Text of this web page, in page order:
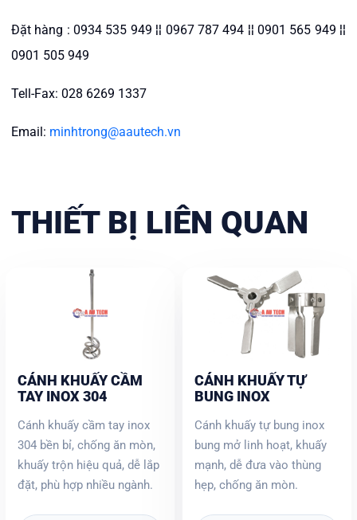
Đặt hàng : 0934 535 949 ¦¦ 0967 787 494 ¦¦ 0901 565 949 ¦¦
0901 505 949
Tell-Fax: 028 6269 1337
Email: minhtrong@aautech.vn
THIẾT BỊ LIÊN QUAN
CÁNH KHUẤY CẦM
TAY INOX 304
Cánh khuấy cầm tay inox
304 bền bỉ, chống ăn mòn,
khuấy trộn hiệu quả, dễ lắp
đặt, phù hợp nhiều ngành.
CÁNH KHUẤY TỰ
BUNG INOX
Cánh khuấy tự bung inox
bung mở linh hoạt, khuấy
mạnh, dễ đưa vào thùng
hẹp, chống ăn mòn.